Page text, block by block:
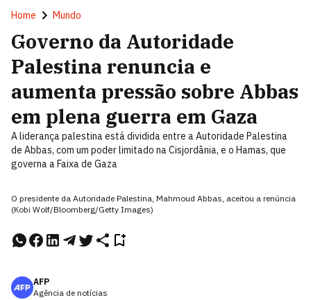
Home Mundo
Governo da Autoridade
Palestina renuncia e
aumenta pressão sobre Abbas
em plena guerra em Gaza
A liderança palestina está dividida entre a Autoridade Palestina
de Abbas, com um poder limitado na Cisjordânia, e o Hamas, que
governa a Faixa de Gaza
O presidente da Autoridade Palestina, Mahmoud Abbas, aceitou a renúncia
(Kobi Wolf/Bloomberg/Getty Images)
AFP
Agência de notícias